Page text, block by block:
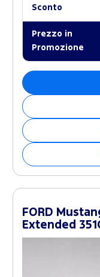
Sconto
Prezzo in
Promozione
FORD
Extended